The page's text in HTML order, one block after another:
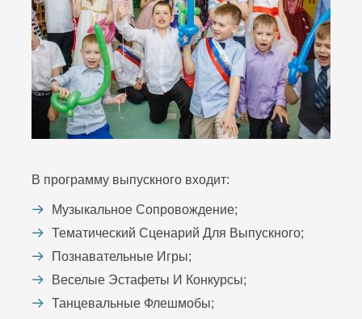
В программу выпускного входит:
Музыкальное Сопровождение;
Тематический Сценарий Для Выпускного;
Познавательные Игры;
Веселые Эстафеты И Конкурсы;
Танцевальные Флешмобы;